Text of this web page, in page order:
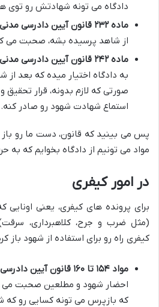
دادگاه می تونه شهادتش رو توی
ماده ۲۳۲ قانون آیین دادرسی مدنی:
از شاهد پرسیده بشه، صحبت می
ماده ۲۴۲ قانون آیین دادرسی مدنی:
به دادگاه اختیار میده که بعد از
صورتی که لازم بدونه، قرار تحقیق
استماع شهادت شهود رو صادر کنه.
پس می بینید که قانون، دست ما رو باز
مواد می تونیم از دادگاه بخوایم که
در امور کیفری
برای پرونده های کیفری، یعنی
(مثل ضرب و جرح، کلاهبرداری،
کیفری راه رو برای استفاده از شهود باز
مواد ۱۵۴ تا ۱۶۰ قانون آیین دادرسی کیفری:
که بازپرس می تونه کسایی رو که